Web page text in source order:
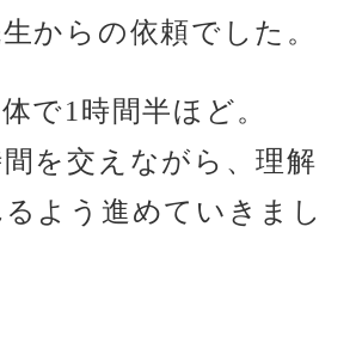
からの依頼でした。
で1時間半ほど。
を交えながら、理解
よう進めていきまし